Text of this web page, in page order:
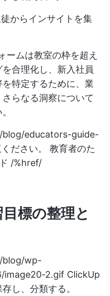
からインサイトを集
ームは教室の枠を超え
合理化し、新入社員
特定するために、業
らなる洞察について
educators-guide-
ださい。 教育者のた
/%href/
標の整理と
blog/wp-
image20-2.gif ClickUp
し、分類する。